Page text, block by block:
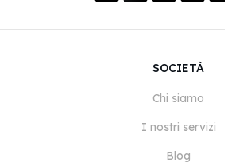
SOCIETÀ
Chi siamo
I nostri servizi
Blog